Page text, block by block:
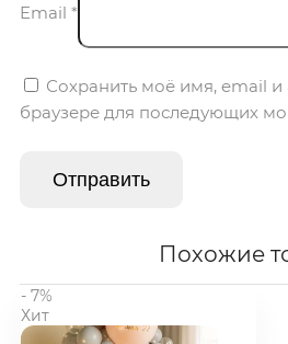
Email *
Сохранить моё имя, email и
браузере для последующих
Похожие
- 7%
Хит